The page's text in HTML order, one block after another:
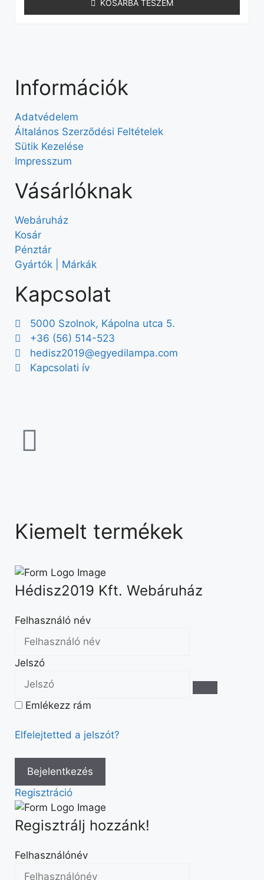
KOSÁRBA TESZEM
Információk
Adatvédelem
Általános Szerződési Feltételek
Sütik Kezelése
Impresszum
Vásárlóknak
Webáruház
Kosár
Pénztár
Gyártók | Márkák
Kapcsolat
5000 Szolnok, Kápolna utca 5.
+36 (56) 514-523
hedisz2019@egyedilampa.com
Kapcsolati ív
Kiemelt termékek
Hédisz2019 Kft. Webáruház
Felhasználó név
Jelszó
Emlékezz rám
Elfelejtetted a jelszót?
Regisztráció
Regisztrálj hozzánk!
Felhasználónév